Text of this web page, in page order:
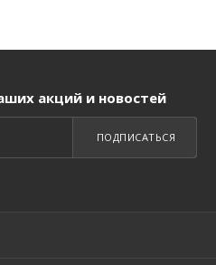
акций и новостей
ПОДПИСАТЬСЯ